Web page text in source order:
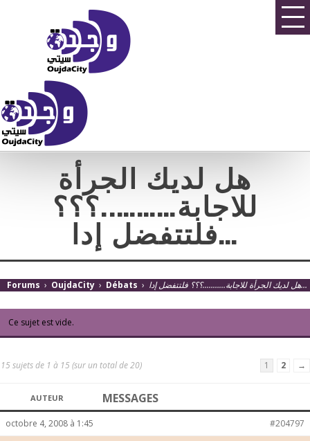
هل لديك الجرأة
للاجابة………..؟؟؟
فلتتفضل إدا…
Forums › OujdaCity › Débats › هل لديك الجرأة للاجابة………..؟؟؟ فلتتفضل إدا…
Ce sujet est vide.
15 sujets de 1 à 15 (sur un total de 20) 1 2 →
AUTEUR MESSAGES
octobre 4, 2008 à 1:45 #204797